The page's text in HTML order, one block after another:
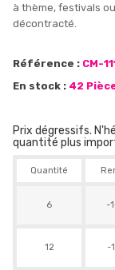
à thème, festivals
décontracté.
Référence : CM-
En stock : 42
Prix dégressifs.
quantité plus
Quantité
6 -
12 -